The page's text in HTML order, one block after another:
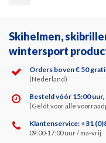
Skihelmen,
wintersport
Orders boven € 50
(Nederland)
Besteld vóór 15:00
(Geldt voor alle
Klantenservice: +31
09:00-17:00 uur / ma-vrij